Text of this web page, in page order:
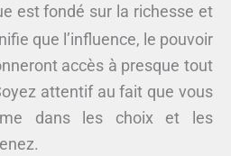
est fondé sur la richesse et
que l’influence, le pouvoir
accès à presque tout
attentif au fait que vous
dans les choix et les